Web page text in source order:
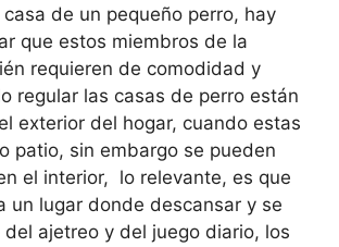
de un pequeño perro, hay
que estos miembros de la
requieren de comodidad y
regular las casas de perro están
exterior del hogar, cuando estas
patio, sin embargo se pueden
el interior, lo relevante, es que
un lugar donde descansar y se
del ajetreo y del juego diario, los